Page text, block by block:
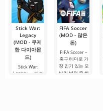
Stick War:
Legacy
(MOD - 무제
한 다이아몬
드)
Stick War:
Legacy — 단순
FIFA Soccer
(MOD - 많은
돈)
FIFA Soccer –
축구 테마로 가
장 인기 있는 모
바일 버전 중 하